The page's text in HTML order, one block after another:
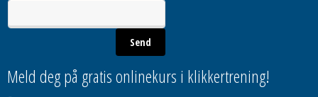
Meld deg på gratis onlinekurs i klikkertrening!